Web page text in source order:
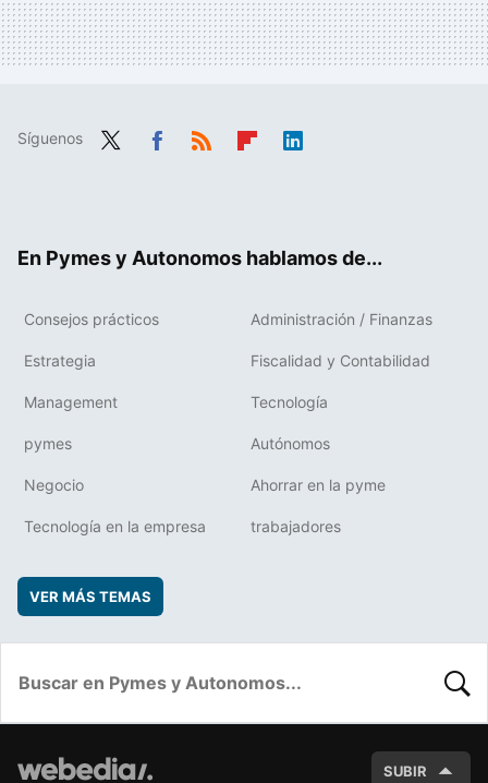
Síguenos
En Pymes y Autonomos hablamos de...
Consejos prácticos Administración / Finanzas
Estrategia Fiscalidad y Contabilidad
Management Tecnología
pymes Autónomos
Negocio Ahorrar en la pyme
Tecnología en la empresa trabajadores
VER MÁS TEMAS
SUBIR